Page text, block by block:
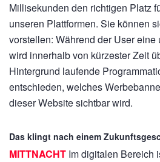
Millisekunden den richtigen Platz
unseren Plattformen. Sie können
vorstellen: Während der User eine
wird innerhalb von kürzester Zeit
Hintergrund laufende
entschieden, welches
dieser Website sichtbar wird.
Das klingt nach einem
MITTNACHT Im digitalen Bereich